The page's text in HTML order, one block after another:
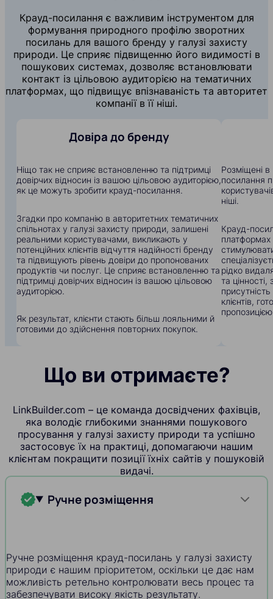
Крауд-посилання є важливим інструментом для
формування природного профілю зворотних
посилань для вашого бренду у галузі захисту
природи. Це сприяє підвищенню його видимості в
пошукових системах, дозволяє встановлювати
контакт із цільовою аудиторією на тематичних
платформах, що підвищує впізнаваність та авторитет
компанії в її ніші.
Довіра до бренду
Ніщо так не сприяє встановленню та підтримці
довірчих відносин із вашою цільовою аудиторією,
як це можуть зробити крауд-посилання.
Згадки про компанію в авторитетних тематичних
спільнотах у галузі захисту природи, залишені
реальними користувачами, викликають у
потенційних клієнтів відчуття надійності бренду
та підвищують рівень довіри до пропонованих
продуктів чи послуг. Це сприяє встановленню та
підтримці довірчих відносин із вашою цільовою
аудиторією.
Як результат, клієнти стають більш лояльними й
готовими до здійснення повторних покупок.
Розміщені в
посилання
ніші.
Крауд-
рідко
та
клієнтів,
Що ви отримаєте?
LinkBuilder.com – це команда досвідчених фахівців,
яка володіє глибокими знаннями пошукового
просування у галузі захисту природи та успішно
застосовує їх на практиці, допомагаючи нашим
клієнтам покращити позиції їхніх сайтів у пошуковій
видачі.
Ручне розміщення
Ручне розміщення крауд-посилань у галузі захисту
природи є нашим пріоритетом, оскільки це дає нам
можливість ретельно контролювати весь процес та
забезпечувати високу якість результату.